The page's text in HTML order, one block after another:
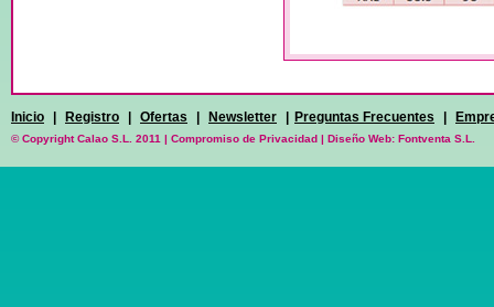
Inicio Registro Ofertas Newsletter Preguntas Frecuentes
© Copyright Calao S.L. 2011 | Compromiso de Privacidad | Diseño Web: Fontventa S.L.